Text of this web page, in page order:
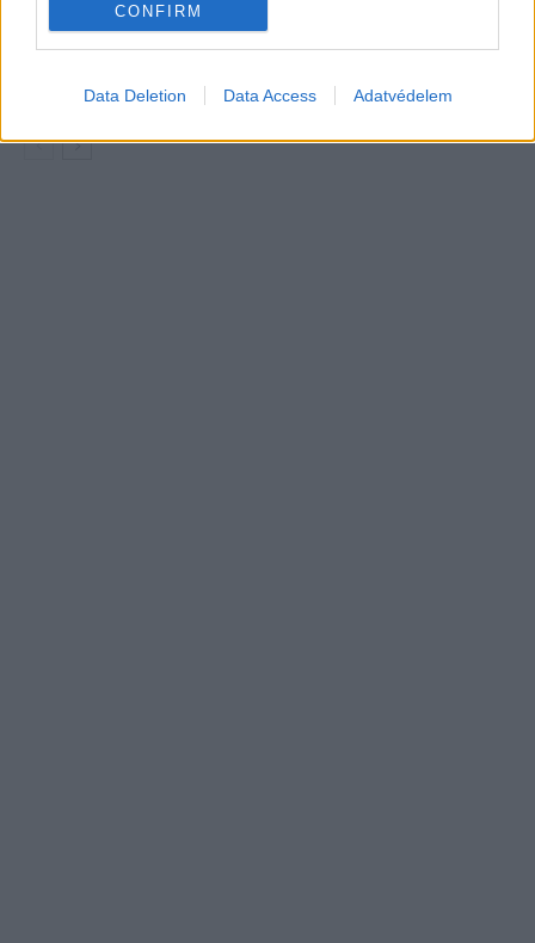
CONFIRM
Data Deletion Data Access Adatvédelem
9 perc töltés, 450 kilométer hatótáv –
ezzel indulhat harcba a Xpeng új
szabadidő-autója Európában